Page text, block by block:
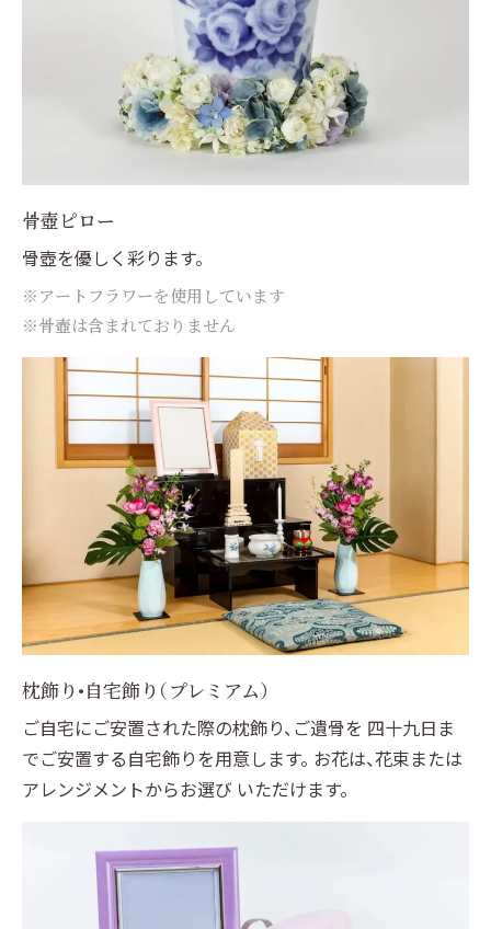
骨壺ピロー
骨壺を優しく彩ります。
※アートフラワーを使用しています
※骨壺は含まれておりません
枕飾り•自宅飾り（プレミアム）
ご自宅にご安置された際の枕飾り、ご遺骨を 四十九日ま
でご安置する自宅飾りを用意します。 お花は、花束または
アレンジメントからお選び いただけます。